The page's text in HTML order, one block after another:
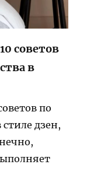
советов
в
по
дзен,